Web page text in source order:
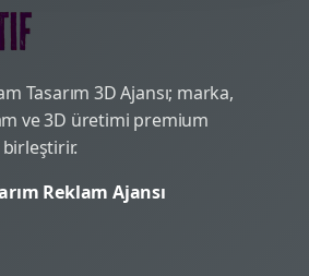
Tasarım 3D Ajansı; marka,
ve 3D üretimi premium
Reklam Ajansı